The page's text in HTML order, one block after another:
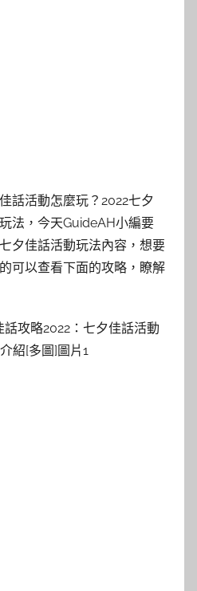
話活動怎麼玩？2022七夕
法，今天GuideAH小編要
夕佳話活動玩法內容，想要
可以查看下面的攻略，瞭解